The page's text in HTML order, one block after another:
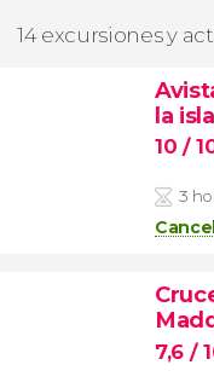
14 excursiones y
la
10 /
3
7,6 /